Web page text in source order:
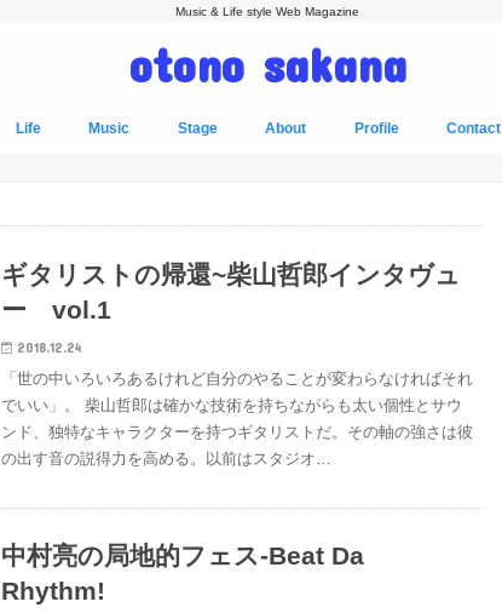
Music & Life style Web Magazine
otono sakana
Life Music Stage About Profile Contact
ギタリストの帰還~柴山哲郎インタヴュ
ー vol.1
2018.12.24
「世の中いろいろあるけれど自分のやることが変わらなければそれ
でいい」。 柴山哲郎は確かな技術を持ちながらも太い個性とサウ
ンド、独特なキャラクターを持つギタリストだ。その軸の強さは彼
の出す音の説得力を高める。以前はスタジオ…
中村亮の局地的フェス-Beat Da
Rhythm!